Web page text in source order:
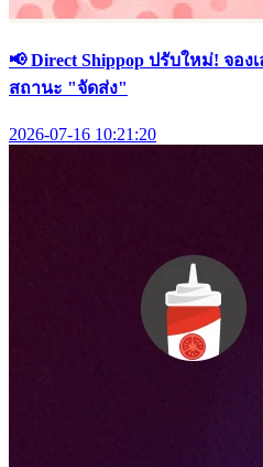
📢 Direct Shippop ปรับใหม่! จอง
สถานะ "จัดส่ง"
2026-07-16 10:21:20